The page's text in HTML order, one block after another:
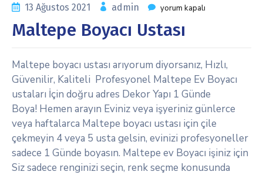
13 Ağustos 2021 admin yorum kapalı
Maltepe Boyacı Ustası
Maltepe boyacı ustası arıyorum diyorsanız, Hızlı,
Güvenilir, Kaliteli Profesyonel Maltepe Ev Boyacı
ustaları İçin doğru adres Dekor Yapı 1 Günde
Boya! Hemen arayın Eviniz veya işyeriniz günlerce
veya haftalarca Maltepe boyacı ustası için çile
çekmeyin 4 veya 5 usta gelsin, evinizi profesyoneller
sadece 1 Günde boyasın. Maltepe ev Boyacı işiniz için
Siz sadece renginizi seçin, renk seçme konusunda